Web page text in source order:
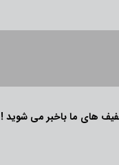
های ما باخبر می شوید !